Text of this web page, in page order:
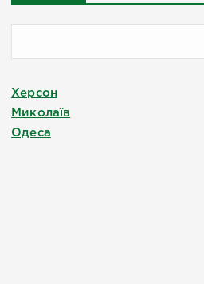
Херсон
Миколаїв
Одеса